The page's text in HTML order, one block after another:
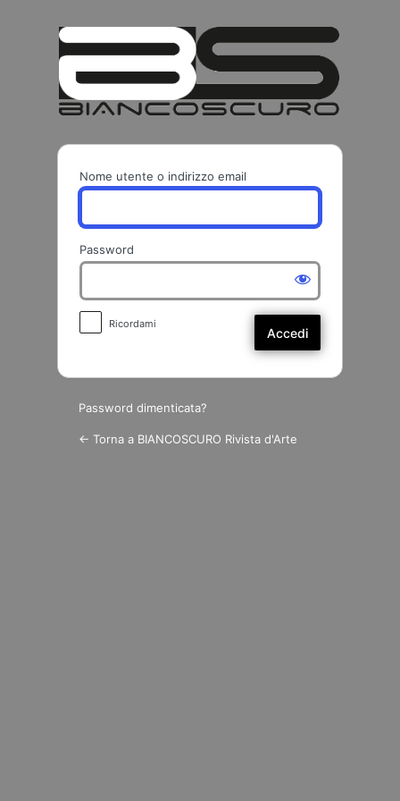
Nome utente o indirizzo email
Password
Ricordami
Password dimenticata?
← Torna a BIANCOSCURO Rivista d'Arte